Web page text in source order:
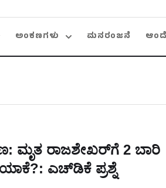
ಅಂಕಣಗಳು ಮನರಂಜನೆ
ಮೃತ ರಾಜಶೇಖರ್‌ಗೆ 2 ಬಾರಿ
ಎಚ್‌ಡಿಕೆ ಪ್ರಶ್ನೆ